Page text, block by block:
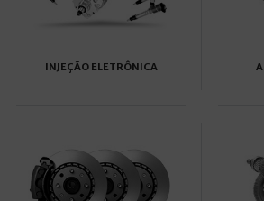
INJEÇÃO ELETRÔNICA